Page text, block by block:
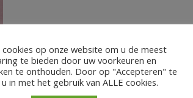
op onze website om u de meest
te bieden door uw voorkeuren en
te onthouden. Door op "Accepteren" te
in met het gebruik van ALLE cookies.